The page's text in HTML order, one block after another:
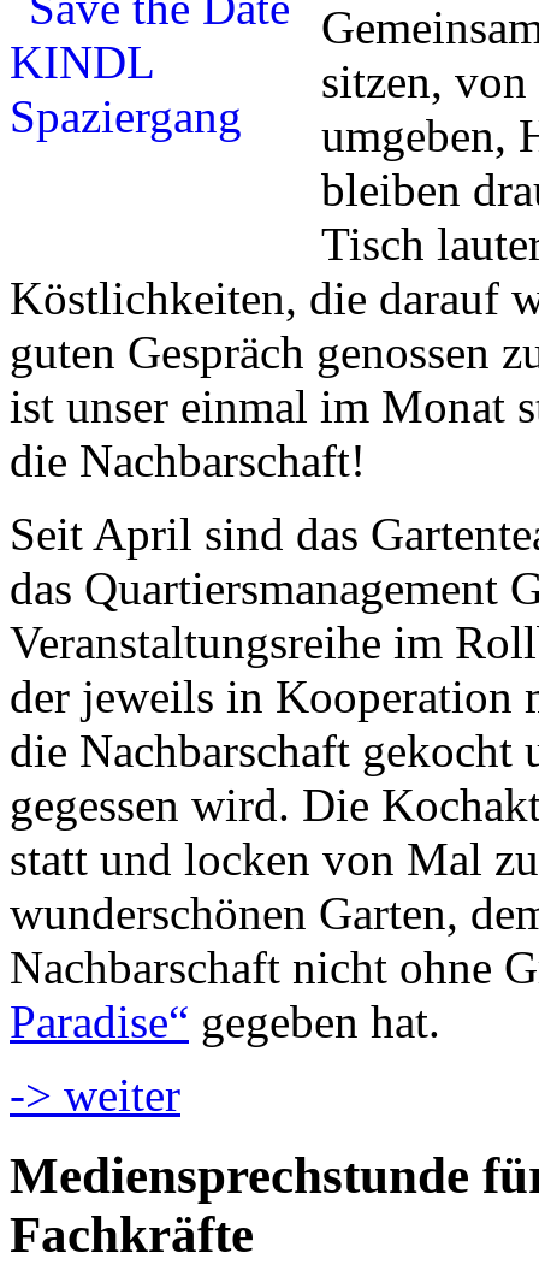
sitzen, von
umgeben,
bleiben
Tisch
Köstlichkeiten, die darauf
guten Gespräch genossen
ist unser einmal im Monat
die Nachbarschaft!
Seit April sind das
das Quartiersmanagement
Veranstaltungsreihe im
der jeweils in Kooperation
die Nachbarschaft gekocht
gegessen wird. Die
statt und locken von Mal
wunderschönen Garten,
Nachbarschaft nicht ohne
Paradise“ gegeben hat.
-> weiter
Mediensprechstunde
Fachkräfte